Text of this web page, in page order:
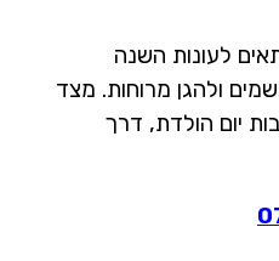
לעונות השנה
ולהגן מרוחות. מצד
יום הולדת, דרך